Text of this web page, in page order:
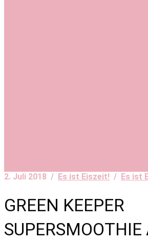
2. Juli 2018 / Es ist Eiszeit! / Es ist
GREEN KEEPER